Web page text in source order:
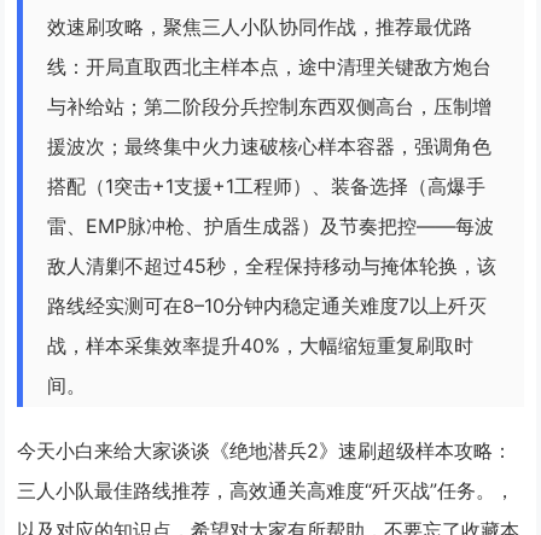
效速刷攻略，聚焦三人小队协同作战，推荐最优路
线：开局直取西北主样本点，途中清理关键敌方炮台
与补给站；第二阶段分兵控制东西双侧高台，压制增
援波次；最终集中火力速破核心样本容器，强调角色
搭配（1突击+1支援+1工程师）、装备选择（高爆手
雷、EMP脉冲枪、护盾生成器）及节奏把控——每波
敌人清剿不超过45秒，全程保持移动与掩体轮换，该
路线经实测可在8–10分钟内稳定通关难度7以上歼灭
战，样本采集效率提升40%，大幅缩短重复刷取时
间。
今天小白来给大家谈谈《绝地潜兵2》速刷超级样本攻略：
三人小队最佳路线推荐，高效通关高难度“歼灭战”任务。，
以及对应的知识点，希望对大家有所帮助，不要忘了收藏本